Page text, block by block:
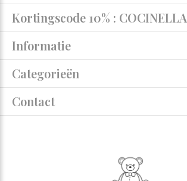
Kortingscode 10% : COCINELLA
Informatie
Categorieën
Contact